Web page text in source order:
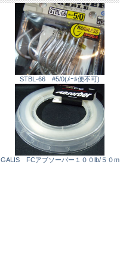
STBL-66 #5/0(ﾒｰﾙ便不可)
GALIS FCアブソーバー１００lb/５０m